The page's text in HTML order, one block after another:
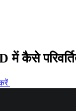
में कैसे